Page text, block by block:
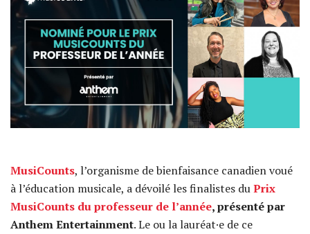
MusiCounts, l’organisme de bienfaisance canadien voué
à l’éducation musicale, a dévoilé les finalistes duPrix
MusiCounts du professeur de l’année, présenté par
Anthem Entertainment. Le ou la lauréat·e de ce